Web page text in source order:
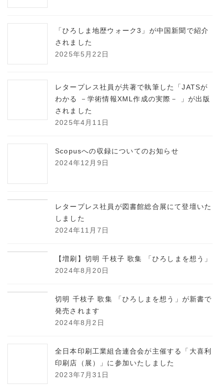
「ひろしま地歴ウォーク3」が中国新聞で紹介
されました
2025年5月22日
レタープレス社員が共著で執筆した「JATSが
わかる －学術情報XML作成の実際－ 」が出版
されました
2025年4月11日
Scopusへの収録についてのお知らせ
2024年12月9日
レタープレス社員が図書館総合展にて登壇いた
しました
2024年11月7日
【増刷】切明 千枝子 歌集 「ひろしまを想う」
2024年8月20日
切明 千枝子 歌集 「ひろしまを想う」が新書で
発売されます
2024年8月2日
全日本印刷工業組合連合会が主催する「大喜利
印刷店（展）」に参加いたしました
2023年7月31日